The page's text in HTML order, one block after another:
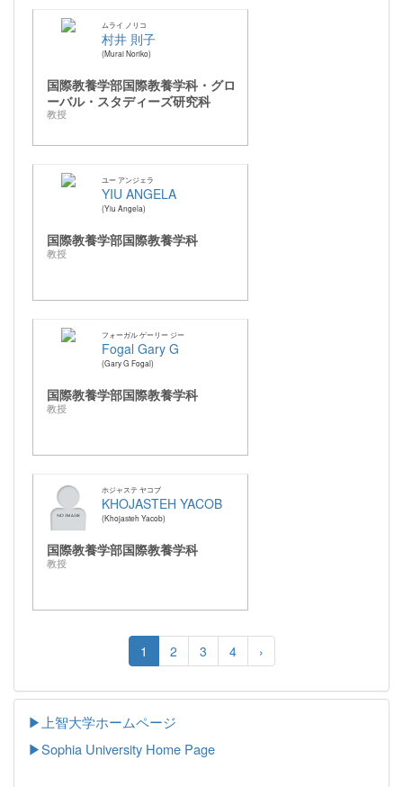
ムライ ノリコ
村井 則子
Murai Noriko
国際教養学部国際教養学科・グロ
ーバル・スタディーズ研究科
教授
ユー アンジェラ
YIU ANGELA
Yiu Angela
国際教養学部国際教養学科
教授
フォーガル ゲーリー ジー
Fogal Gary G
Gary G Fogal
国際教養学部国際教養学科
教授
ホジャステ ヤコブ
KHOJASTEH YACOB
Khojasteh Yacob
国際教養学部国際教養学科
教授
1 2 3 4 ›
▶上智大学ホームページ
▶Sophia University Home Page